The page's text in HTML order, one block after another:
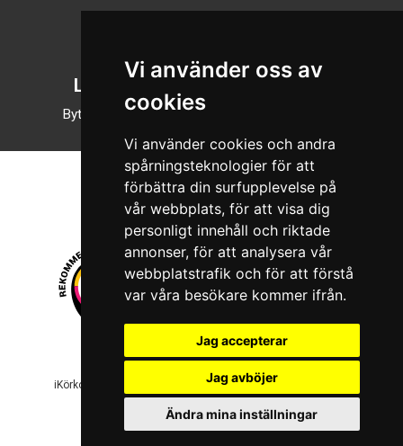
Vi använder oss av
cookies
Vi använder cookies och andra
spårningsteknologier för att
förbättra din surfupplevelse på
vår webbplats, för att visa dig
personligt innehåll och riktade
annonser, för att analysera vår
webbplatstrafik och för att förstå
var våra besökare kommer ifrån.
Jag accepterar
Jag avböjer
Ändra mina inställningar
Läsläge
Byt till nattläge
© 2026 Boboshi AB. Alla rättigheter förbehålls.
iKörkort är ett registrerat varumärke som tillhör Boboshi AB.